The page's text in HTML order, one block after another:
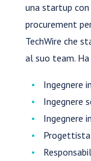
una startup
procurement
TechWire che
al suo team.
Ingegnere
Ingegnere
Ingegnere